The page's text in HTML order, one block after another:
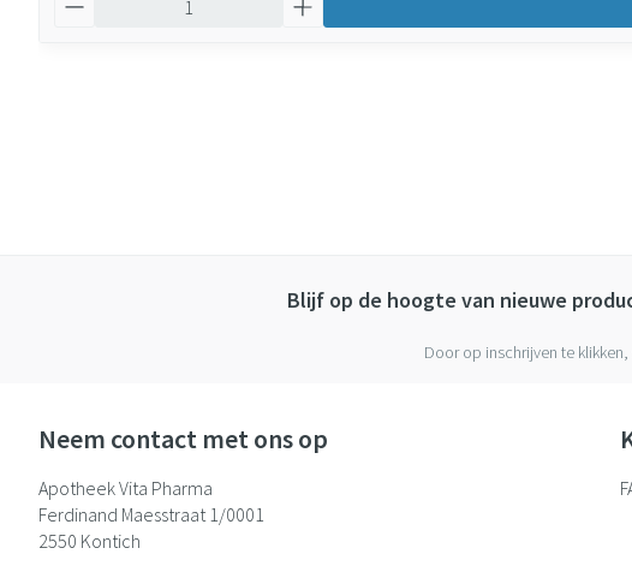
Blijf op de hoogte van nieuwe
Door op inschrijven te
Neem contact met ons op
Apotheek Vita Pharma
Ferdinand Maesstraat 1/0001
2550 Kontich